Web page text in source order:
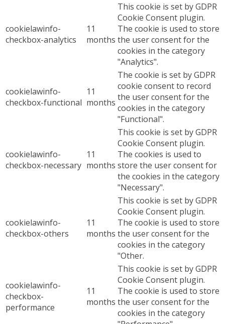
cookielawinfo-
checkbox-analytics
11
months
This cookie is set by GDPR
Cookie Consent plugin.
The cookie is used to store
the user consent for the
cookies in the category
"Analytics".
cookielawinfo-
checkbox-functional
11
months
The cookie is set by GDPR
cookie consent to record
the user consent for the
cookies in the category
"Functional".
cookielawinfo-
checkbox-necessary
11
months
This cookie is set by GDPR
Cookie Consent plugin.
The cookies is used to
store the user consent for
the cookies in the category
"Necessary".
cookielawinfo-
checkbox-others
11
months
This cookie is set by GDPR
Cookie Consent plugin.
The cookie is used to store
the user consent for the
cookies in the category
"Other.
cookielawinfo-
checkbox-
performance
11
months
This cookie is set by GDPR
Cookie Consent plugin.
The cookie is used to store
the user consent for the
cookies in the category